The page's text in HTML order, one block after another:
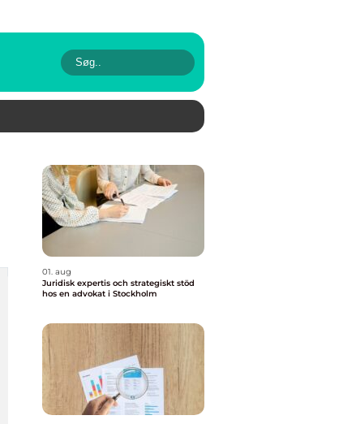
01. aug
Juridisk expertis och strategiskt stöd
hos en advokat i Stockholm